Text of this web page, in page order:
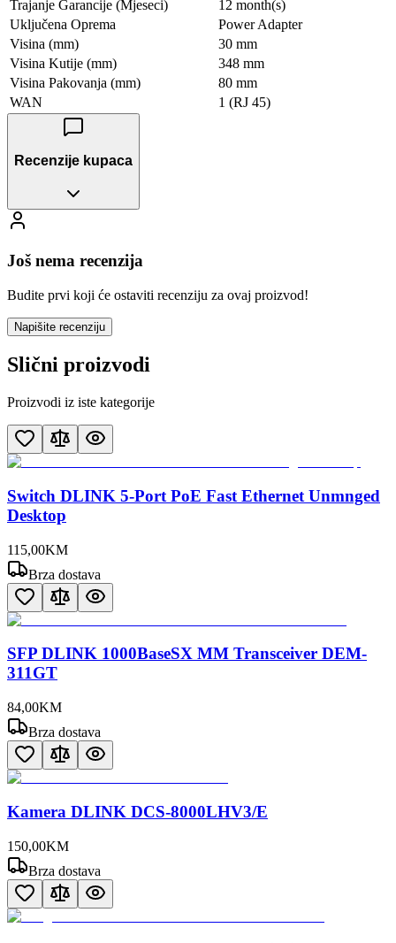
Trajanje Garancije (Mjeseci)
12 month(s)
Uključena Oprema
Power Adapter
Visina (mm)
30 mm
Visina Kutije (mm)
348 mm
Visina Pakovanja (mm)
80 mm
WAN
1 (RJ 45)
Recenzije kupaca
Još nema recenzija
Budite prvi koji će ostaviti recenziju za ovaj proizvod!
Napišite recenziju
Slični proizvodi
Proizvodi iz iste kategorije
Switch DLINK 5-Port PoE Fast Ethernet Unmnged
Desktop
115,00KM
Brza dostava
SFP DLINK 1000BaseSX MM Transceiver DEM-
311GT
84,00KM
Brza dostava
Kamera DLINK DCS-8000LHV3/E
150,00KM
Brza dostava